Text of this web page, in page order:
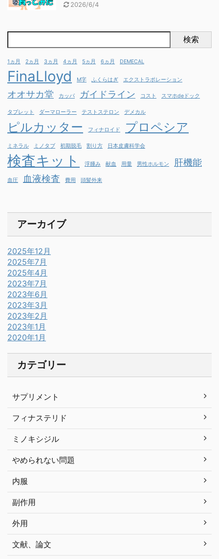
2026/6/4
検索
1ヵ月 2ヵ月 3ヵ月 4ヵ月 5ヵ月 6ヵ月 DEMECAL
FinaLloyd M字 ふくらはぎ エクストラポレーション
オオサカ堂 カッパ ガイドライン コスト スマホdeドック
タブレット ダーマローラー テストステロン デメカル
ピルカッター フィナロイド プロペシア
ミネラル ミノタブ 初期脱毛 割り方 日本皮膚科学会
検査キット 浮腫み 献血 用量 男性ホルモン 肝機能
血圧 血液検査 費用 頭髪外来
アーカイブ
2025年12月
2025年7月
2025年4月
2023年7月
2023年6月
2023年3月
2023年2月
2023年1月
2020年1月
カテゴリー
サプリメント
フィナステリド
ミノキシジル
やめられない問題
内服
副作用
外用
文献、論文